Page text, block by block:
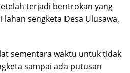
terjadi bentrokan yang
sengketa Desa Ulusawa,
sementara waktu untuk tidak
sampai ada putusan